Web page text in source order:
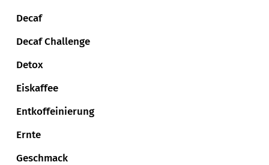
Decaf
Decaf Challenge
Detox
Eiskaffee
Entkoffeinierung
Ernte
Geschmack